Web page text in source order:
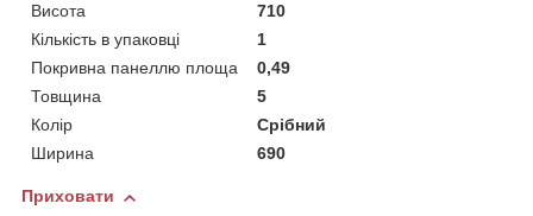
Висота
710
Кількість в упаковці
1
Покривна панеллю площа
0,49
Товщина
5
Колір
Срібний
Ширина
690
Приховати